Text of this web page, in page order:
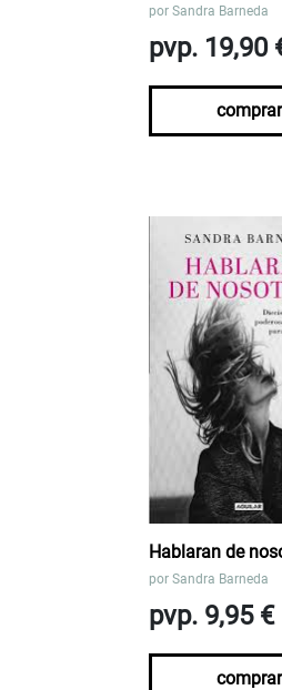
por Sandra Barneda
pvp. 19,90
comprar
Hablaran de
por Sandra Barneda
pvp. 9,95 €
comprar